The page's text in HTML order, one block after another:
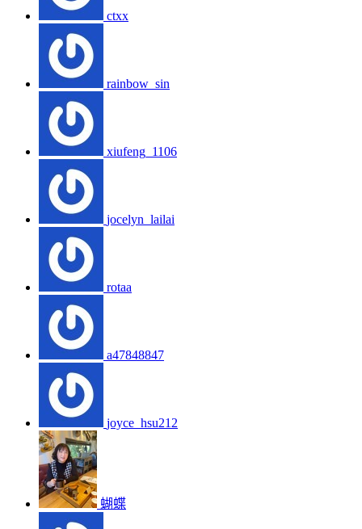
ctxx
rainbow_sin
xiufeng_1106
jocelyn_lailai
rotaa
a47848847
joyce_hsu212
蝴蝶